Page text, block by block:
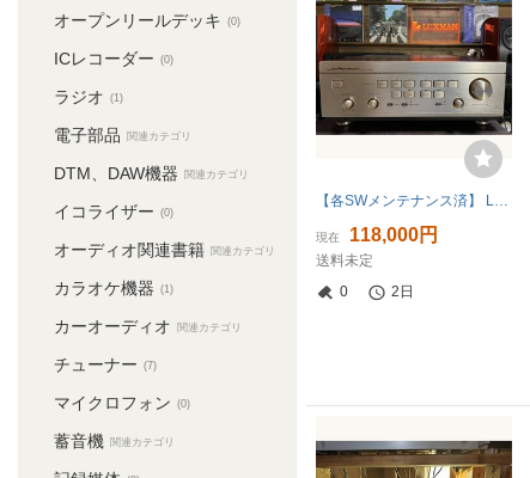
オープンリールデッキ (0)
ICレコーダー (0)
ラジオ (1)
電子部品 関連カテゴリ
DTM、DAW機器 関連カテゴリ
イコライザー (0)
オーディオ関連書籍 関連カテゴリ
カラオケ機器 (1)
カーオーディオ 関連カテゴリ
チューナー (7)
マイクロフォン (0)
蓄音機 関連カテゴリ
【各SWメンテナンス済】 LUXMAN L-570 純A級 プリメインアンプ 内部外部清掃済 動作良好 動画有 名機 佐川170
現在 118,000円
送料未定
0
2日